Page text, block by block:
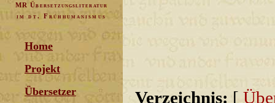
MR Übersetzungsliteratur
im dt. Frühhumanismus
Home
Projekt
Übersetzer
Verzeichnis: [